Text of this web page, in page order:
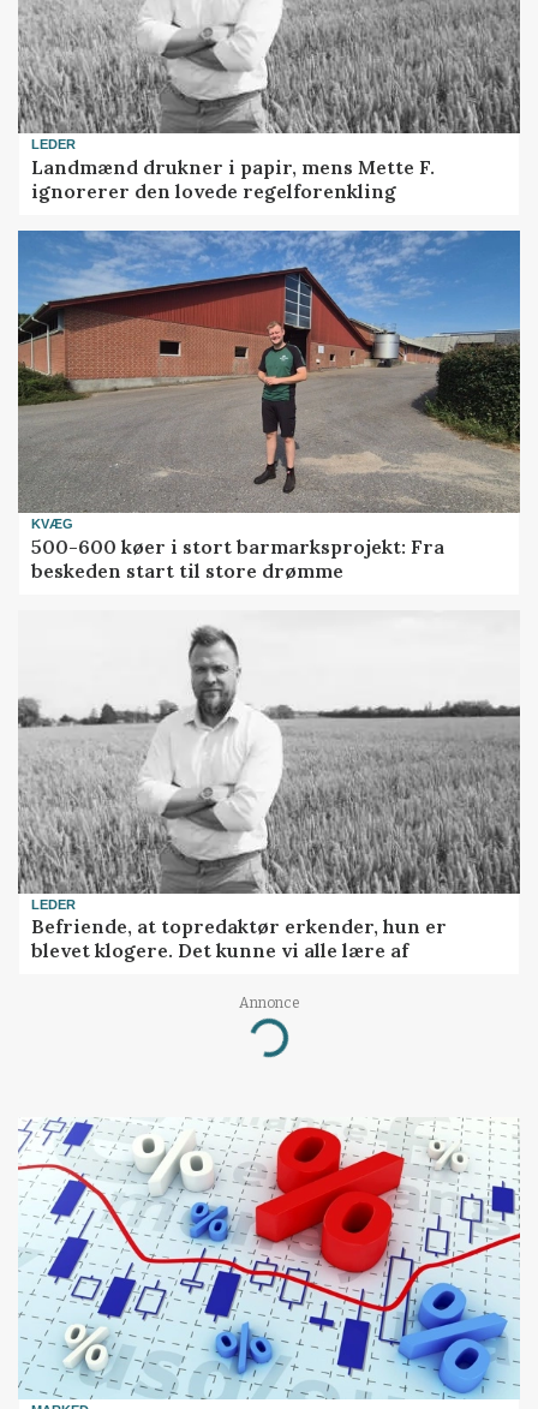
LEDER
Landmænd drukner i papir, mens Mette F.
ignorerer den lovede regelforenkling
KVÆG
500-600 køer i stort barmarksprojekt: Fra
beskeden start til store drømme
LEDER
Befriende, at topredaktør erkender, hun er
blevet klogere. Det kunne vi alle lære af
Annonce
Loading...